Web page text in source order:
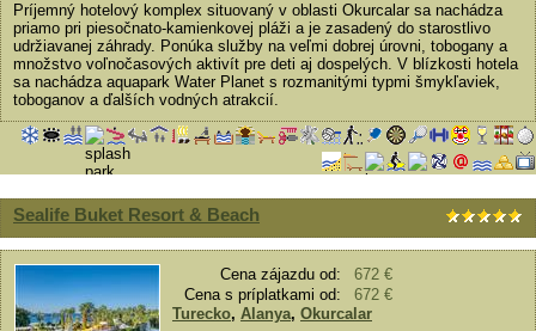
Príjemný hotelový komplex situovaný v oblasti Okurcalar sa nachádza
priamo pri piesočnato-kamienkovej pláži a je zasadený do starostlivo
udržiavanej záhrady. Ponúka služby na veľmi dobrej úrovni, tobogany a
množstvo voľnočasových aktivít pre deti aj dospelých. V blízkosti hotela
sa nachádza aquapark Water Planet s rozmanitými typmi šmykľaviek,
toboganov a ďalších vodných atrakcií.
Sealife Buket Resort & Beach
Cena zájazdu od:
672 €
Cena s príplatkami od:
672 €
Turecko, Alanya, Okurcalar